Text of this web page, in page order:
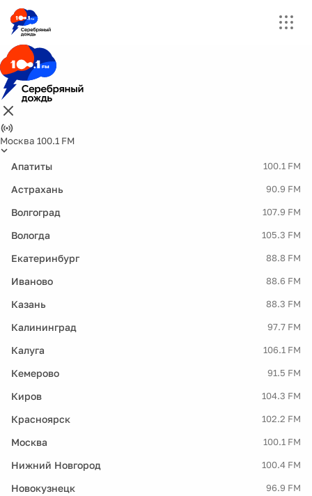
Москва 100.1 FM
Апатиты 100.1 FM
Астрахань 90.9 FM
Волгоград 107.9 FM
Вологда 105.3 FM
Екатеринбург 88.8 FM
Иваново 88.6 FM
Казань 88.3 FM
Калининград 97.7 FM
Калуга 106.1 FM
Кемерово 91.5 FM
Киров 104.3 FM
Красноярск 102.2 FM
Москва 100.1 FM
Нижний Новгород 100.4 FM
Новокузнецк 96.9 FM